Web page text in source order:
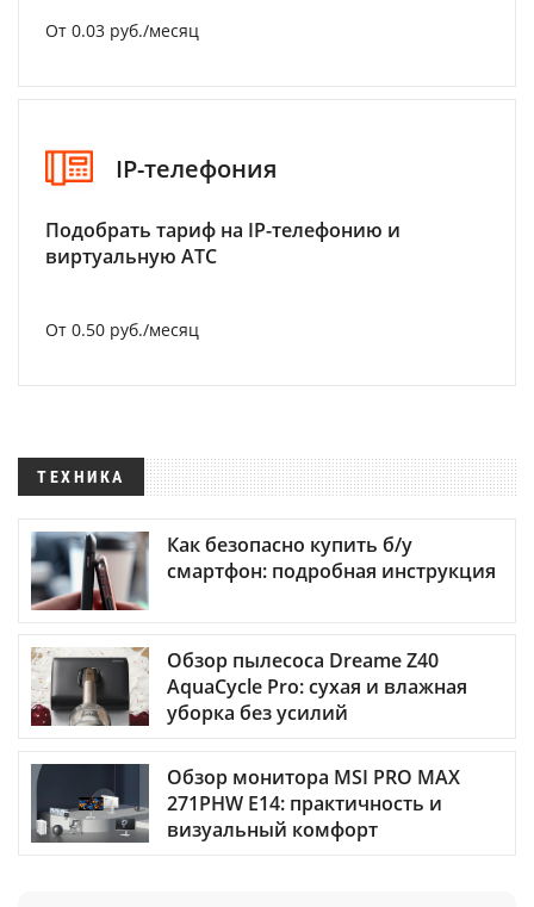
От 0.03 руб./месяц
IP-телефония
Подобрать тариф на IP-телефонию и
виртуальную АТС
От 0.50 руб./месяц
ТЕХНИКА
Как безопасно купить б/у
смартфон: подробная инструкция
Обзор пылесоса Dreame Z40
AquaCycle Pro: сухая и влажная
уборка без усилий
Обзор монитора MSI PRO MAX
271PHW E14: практичность и
визуальный комфорт